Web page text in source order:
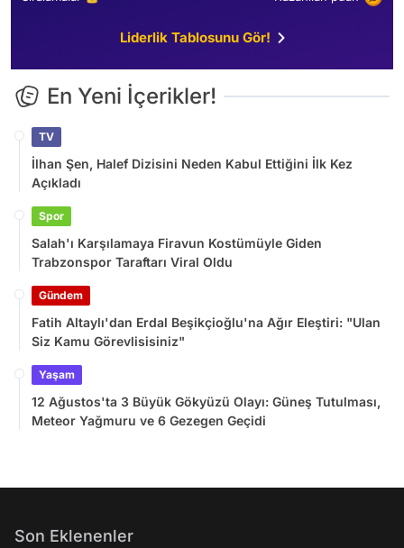
Liderlik Tablosunu Gör!
En Yeni İçerikler!
TV
İlhan Şen, Halef Dizisini Neden Kabul Ettiğini İlk Kez
Açıkladı
Spor
Salah'ı Karşılamaya Firavun Kostümüyle Giden
Trabzonspor Taraftarı Viral Oldu
Gündem
Fatih Altaylı'dan Erdal Beşikçioğlu'na Ağır Eleştiri: "Ulan
Siz Kamu Görevlisisiniz"
Yaşam
12 Ağustos'ta 3 Büyük Gökyüzü Olayı: Güneş Tutulması,
Meteor Yağmuru ve 6 Gezegen Geçidi
Son Eklenenler